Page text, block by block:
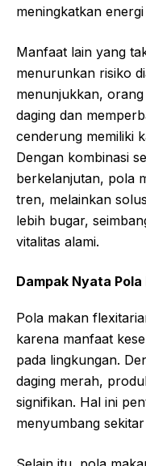
meningkatkan
Manfaat lain yang
menurunkan risiko
menunjukkan,
daging dan
cenderung memiliki
Dengan kombinasi
berkelanjutan, pola
tren, melainkan
lebih bugar,
vitalitas alami.
Dampak Nyata
Pola makan
karena manfaat
pada lingkungan.
daging merah,
signifikan. Hal ini
menyumbang